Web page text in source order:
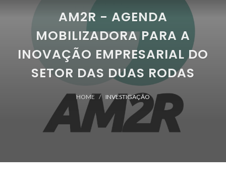
AM2R - AGENDA
MOBILIZADORA PARA A
INOVAÇÃO EMPRESARIAL DO
SETOR DAS DUAS RODAS
HOME INVESTIGAÇÃO